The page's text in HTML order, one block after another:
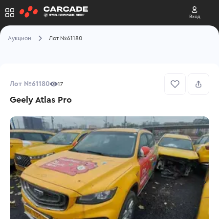
Вход
Аукцион Лот №61180
Лот №61180 17
Geely Atlas Pro